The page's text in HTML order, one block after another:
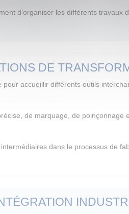
d’organiser les différents travaux
DE
accueillir différents outils
de marquage, de poinçonnage
dans le processus de